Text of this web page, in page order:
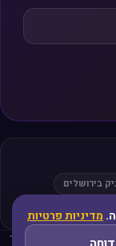
בירושלים
פריסה ארצית
ללא תיווך
מדיניות פרטיות